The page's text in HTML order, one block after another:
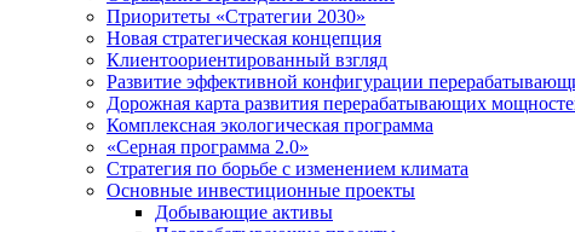
Приоритеты «Стратегии 2030»
Новая стратегическая концепция
Клиентоориентированный взгляд
Развитие эффективной конфигурации
Дорожная карта развития перерабатывающих
Комплексная экологическая программа
«Серная программа 2.0»
Стратегия по борьбе с изменением климата
Основные инвестиционные проекты
Добывающие активы